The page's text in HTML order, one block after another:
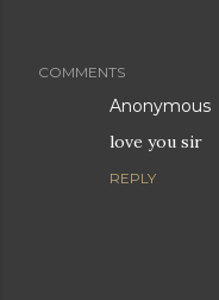
COMMENTS
Anonymous
love you sir
REPLY